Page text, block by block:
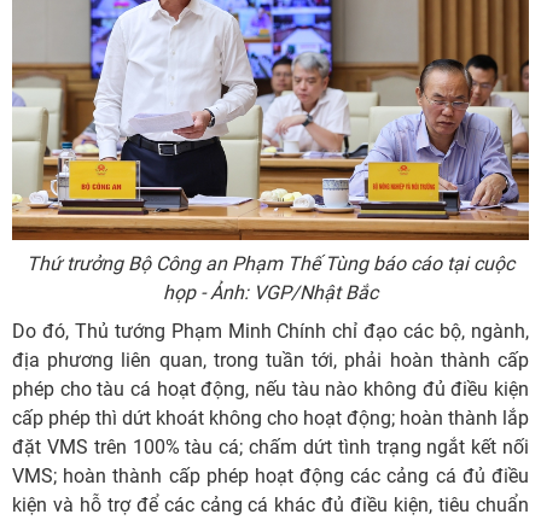
Thứ trưởng Bộ Công an Phạm Thế Tùng báo cáo tại cuộc
họp - Ảnh: VGP/Nhật Bắc
Do đó, Thủ tướng Phạm Minh Chính chỉ đạo các bộ, ngành,
địa phương liên quan, trong tuần tới, phải hoàn thành cấp
phép cho tàu cá hoạt động, nếu tàu nào không đủ điều kiện
cấp phép thì dứt khoát không cho hoạt động; hoàn thành lắp
đặt VMS trên 100% tàu cá; chấm dứt tình trạng ngắt kết nối
VMS; hoàn thành cấp phép hoạt động các cảng cá đủ điều
kiện và hỗ trợ để các cảng cá khác đủ điều kiện, tiêu chuẩn